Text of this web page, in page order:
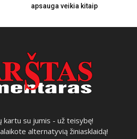
apsauga veikia kitaip
kartu su jumis - už teisybę!
alternatyvią žiniasklaidą!